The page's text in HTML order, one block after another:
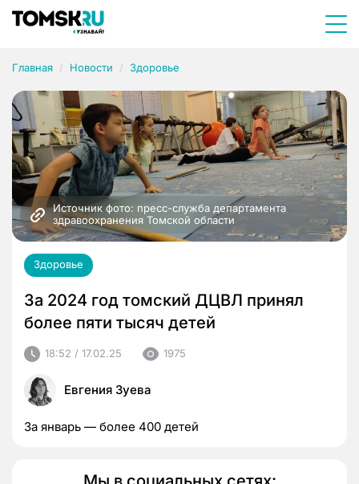
Главная Новости Здоровье
Источник фото: пресс-служба департамента
здравоохранения Томской области
Здоровье
За 2024 год томский ДЦВЛ принял
более пяти тысяч детей
18:52 / 17.02.25 1975
Евгения Зуева
За январь — более 400 детей